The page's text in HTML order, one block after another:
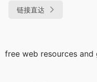
链接直达
free web resources